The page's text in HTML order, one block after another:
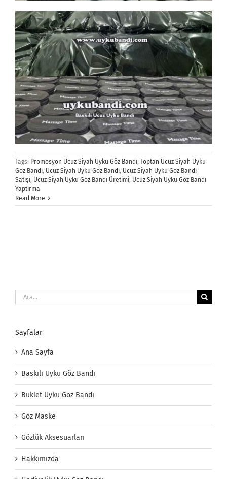
Tags: Promosyon Ucuz Siyah Uyku Göz Bandı, Toptan Ucuz Siyah Uyku
Göz Bandı, Ucuz Siyah Uyku Göz Bandı, Ucuz Siyah Uyku Göz Bandı
Satışı, Ucuz Siyah Uyku Göz Bandı Üretimi, Ucuz Siyah Uyku Göz Bandı
Yaptırma
Read More
Ara:
Sayfalar
Ana Sayfa
Baskılı Uyku Göz Bandı
Buklet Uyku Göz Bandı
Göz Maske
Gözlük Aksesuarları
Hakkımızda